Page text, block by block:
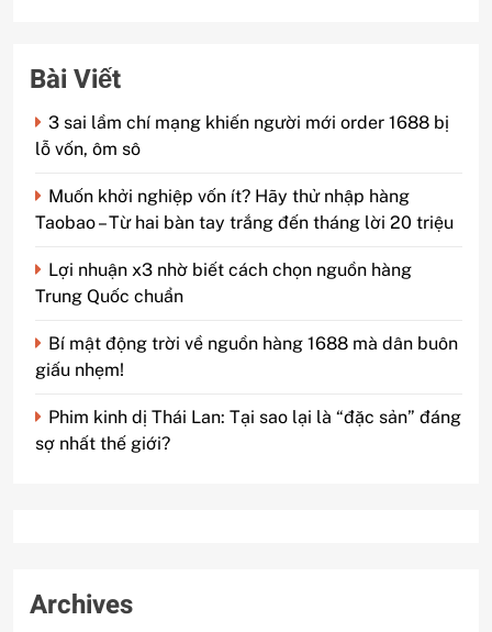
Bài Viết
3 sai lầm chí mạng khiến người mới order 1688 bị
lỗ vốn, ôm sô
Muốn khởi nghiệp vốn ít? Hãy thử nhập hàng
Taobao – Từ hai bàn tay trắng đến tháng lời 20 triệu
Lợi nhuận x3 nhờ biết cách chọn nguồn hàng
Trung Quốc chuẩn
Bí mật động trời về nguồn hàng 1688 mà dân buôn
giấu nhẹm!
Phim kinh dị Thái Lan: Tại sao lại là “đặc sản” đáng
sợ nhất thế giới?
Archives